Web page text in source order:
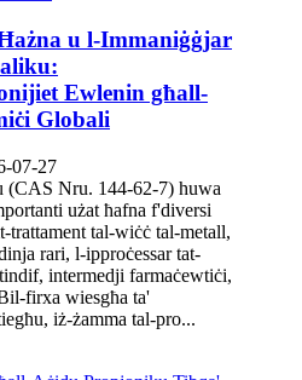
u l-Immaniġġjar
Ewlenin għall-
Globali
07-27
(CAS Nru. 144-62-7) huwa
użat ħafna f'diversi
tal-wiċċ tal-metall,
rari, l-ipproċessar tat-
intermedji farmaċewtiċi,
firxa wiesgħa ta'
iż-żamma tal-pro...